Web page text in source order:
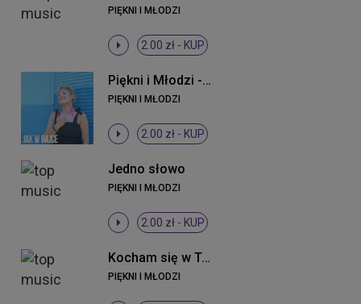
PIĘKNI I MŁODZI
2.00 zł - KUP
Piękni i Młodzi - Jak w bajce (ti amo) (Radio Edit)
PIĘKNI I MŁODZI
2.00 zł - KUP
Jedno słowo
PIĘKNI I MŁODZI
2.00 zł - KUP
Kocham się w Tobie
PIĘKNI I MŁODZI